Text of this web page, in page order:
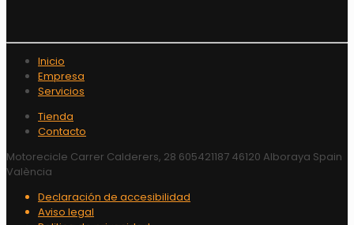
Inicio
Empresa
Servicios
Tienda
Contacto
Motorecicle Carrer Calderers, 28 605421187 46120 Alboraya Spain
València
Declaración de accesibilidad
Aviso legal